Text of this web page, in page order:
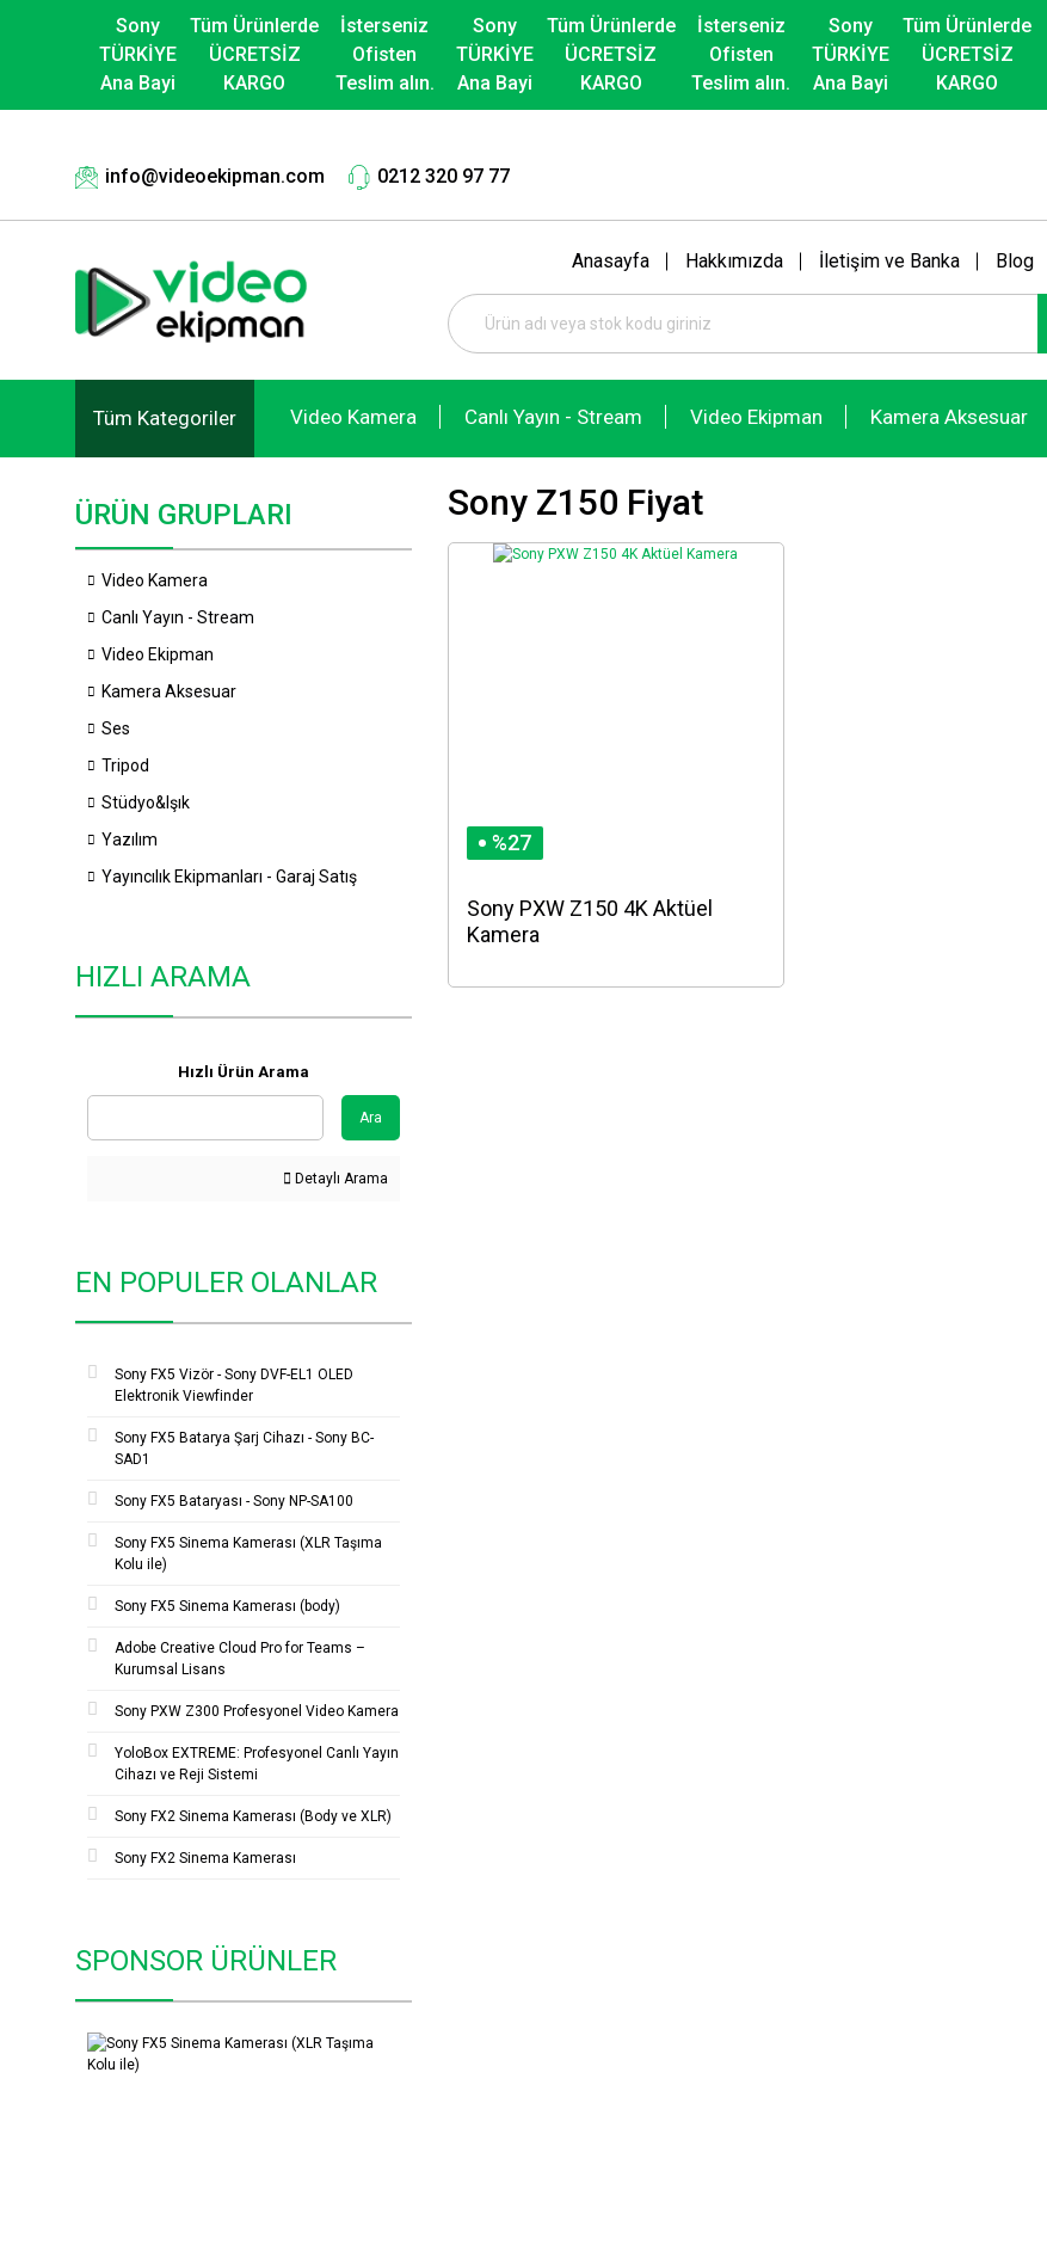
Sony
TÜRKİYE
Ana Bayi
Tüm Ürünlerde
ÜCRETSİZ
KARGO
İsterseniz
Ofisten
Teslim alın.
Sony
TÜRKİYE
Ana Bayi
Tüm Ürünlerde
ÜCRETSİZ
KARGO
İsterseniz
Ofisten
Teslim alın.
Sony
TÜRKİYE
Ana Bayi
Tüm Ürünlerde
ÜCRETSİZ
KARGO
info@videoekipman.com 0212 320 97 77
Anasayfa Hakkımızda İletişim ve Banka Blog
Tüm Kategoriler Video Kamera Canlı Yayın - Stream Video Ekipman Kamera Aksesuar
ÜRÜN GRUPLARI
Video Kamera
Canlı Yayın - Stream
Video Ekipman
Kamera Aksesuar
Ses
Tripod
Stüdyo&Işık
Yazılım
Yayıncılık Ekipmanları - Garaj Satış
HIZLI ARAMA
Hızlı Ürün Arama
Ara
Detaylı Arama
EN POPULER OLANLAR
Sony FX5 Vizör - Sony DVF-EL1 OLED
Elektronik Viewfinder
Sony FX5 Batarya Şarj Cihazı - Sony BC-
SAD1
Sony FX5 Bataryası - Sony NP-SA100
Sony FX5 Sinema Kamerası (XLR Taşıma
Kolu ile)
Sony FX5 Sinema Kamerası (body)
Adobe Creative Cloud Pro for Teams –
Kurumsal Lisans
Sony PXW Z300 Profesyonel Video Kamera
YoloBox EXTREME: Profesyonel Canlı Yayın
Cihazı ve Reji Sistemi
Sony FX2 Sinema Kamerası (Body ve XLR)
Sony FX2 Sinema Kamerası
SPONSOR ÜRÜNLER
Sony Z150 Fiyat
%27
Sony PXW Z150 4K Aktüel
Kamera